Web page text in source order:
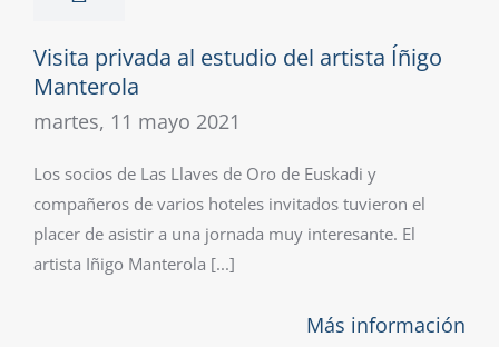
Visita privada al estudio del artista Íñigo
Manterola
martes, 11 mayo 2021
Los socios de Las Llaves de Oro de Euskadi y
compañeros de varios hoteles invitados tuvieron el
placer de asistir a una jornada muy interesante. El
artista Iñigo Manterola [...]
Más información